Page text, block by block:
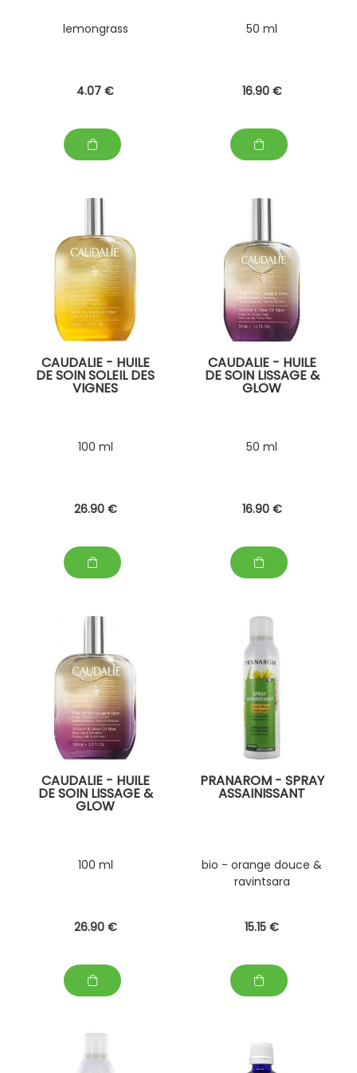
lemongrass
4.07 €
50 ml
16.90 €
CAUDALIE - HUILE
DE SOIN SOLEIL DES
VIGNES
100 ml
26.90 €
CAUDALIE - HUILE
DE SOIN LISSAGE &
GLOW
50 ml
16.90 €
CAUDALIE - HUILE
DE SOIN LISSAGE &
GLOW
100 ml
26.90 €
PRANAROM - SPRAY
ASSAINISSANT
bio - orange douce &
ravintsara
15.15 €